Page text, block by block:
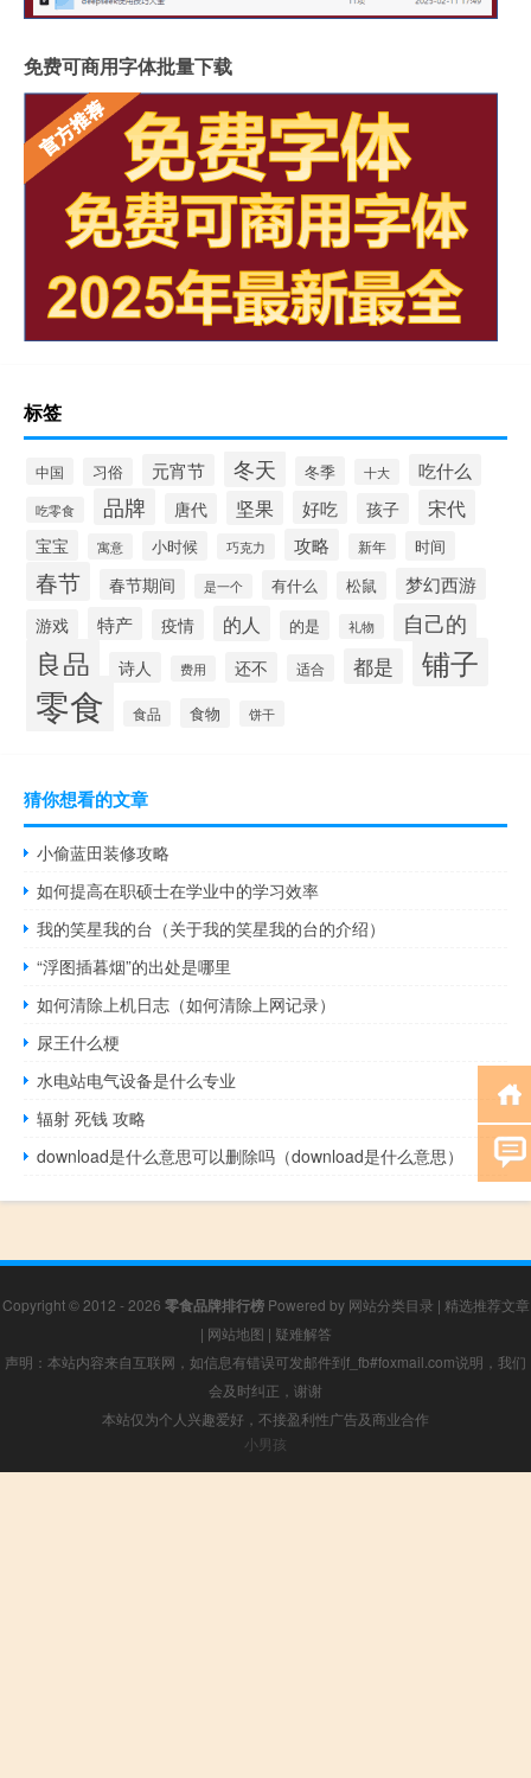
免费可商用字体批量下载
标签
中国 习俗 元宵节 冬天 冬季 十大 吃什么
吃零食 品牌 唐代 坚果 好吃 孩子 宋代
宝宝 寓意 小时候 巧克力 攻略 新年 时间
春节 春节期间 是一个 有什么 松鼠 梦幻西游
游戏 特产 疫情 的人 的是 礼物 自己的
良品 诗人 费用 还不 适合 都是 铺子
零食 食品 食物 饼干
猜你想看的文章
小偷蓝田装修攻略
如何提高在职硕士在学业中的学习效率
我的笑星我的台（关于我的笑星我的台的介绍）
“浮图插暮烟”的出处是哪里
如何清除上机日志（如何清除上网记录）
尿王什么梗
水电站电气设备是什么专业
辐射 死钱 攻略
download是什么意思可以删除吗（download是什么意思）
Copyright © 2012 - 2026 零食品牌排行榜Powered by 网站分类目录 | 精选推荐文章
| 网站地图 | 疑难解答
声明：本站内容来自互联网，如信息有错误可发邮件到f_fb#foxmail.com说明，我们
会及时纠正，谢谢
本站仅为个人兴趣爱好，不接盈利性广告及商业合作
小男孩